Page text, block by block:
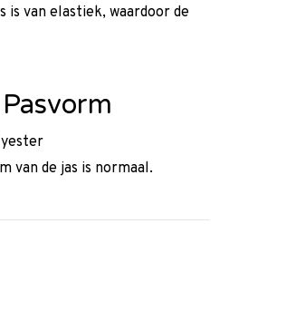
is van elastiek, waardoor de
van de jas is normaal.